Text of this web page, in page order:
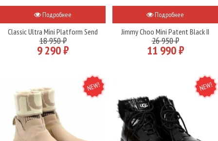
Подробнее
Classic Ultra Mini Platform Send
18 950 ₽
9 290 ₽
Подробнее
Jimmy Choo Mini Patent Black II
26 950 ₽
11 990 ₽
NEW NEW